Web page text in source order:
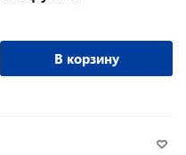
В корзину